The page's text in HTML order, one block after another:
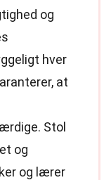
og
hver
at
Stol
og
og lærer